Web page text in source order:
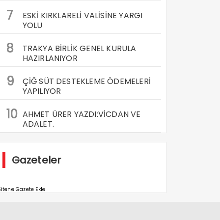
7
ESKİ KIRKLARELİ VALİSİNE YARGI
YOLU
8
TRAKYA BİRLİK GENEL KURULA
HAZIRLANIYOR
9
ÇİĞ SÜT DESTEKLEME ÖDEMELERİ
YAPILIYOR
10 AHMET ÜRER YAZDI:VİCDAN VE
ADALET.
Gazeteler
Gazete Ekle